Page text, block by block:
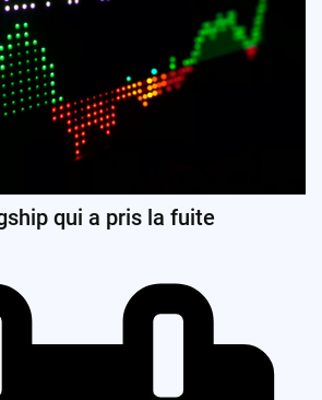
qui a pris la fuite